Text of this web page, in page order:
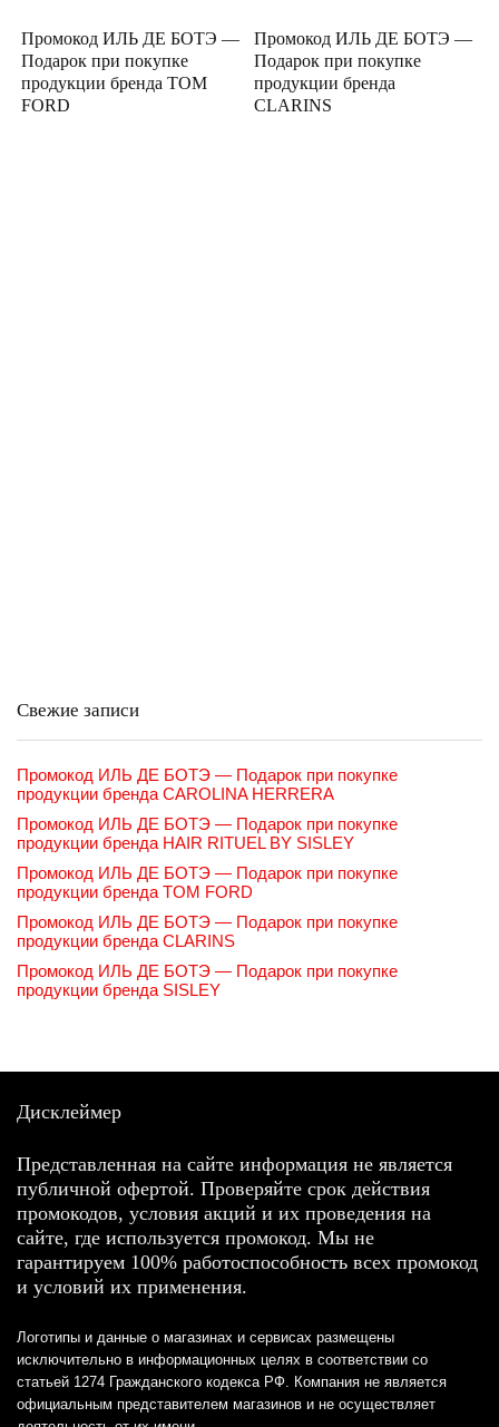
Промокод ИЛЬ ДЕ БОТЭ —
Подарок при покупке
продукции бренда TOM
FORD
Промокод ИЛЬ ДЕ БОТЭ —
Подарок при покупке
продукции бренда
CLARINS
Свежие записи
Промокод ИЛЬ ДЕ БОТЭ — Подарок при покупке
продукции бренда CAROLINA HERRERA
Промокод ИЛЬ ДЕ БОТЭ — Подарок при покупке
продукции бренда HAIR RITUEL BY SISLEY
Промокод ИЛЬ ДЕ БОТЭ — Подарок при покупке
продукции бренда TOM FORD
Промокод ИЛЬ ДЕ БОТЭ — Подарок при покупке
продукции бренда CLARINS
Промокод ИЛЬ ДЕ БОТЭ — Подарок при покупке
продукции бренда SISLEY
Дисклеймер
Представленная на сайте информация не является
публичной офертой. Проверяйте срок действия
промокодов, условия акций и их проведения на
сайте, где используется промокод. Мы не
гарантируем 100% работоспособность всех промокод
и условий их применения.
Логотипы и данные о магазинах и сервисах размещены
исключительно в информационных целях в соответствии со
статьей 1274 Гражданского кодекса РФ. Компания не является
официальным представителем магазинов и не осуществляет